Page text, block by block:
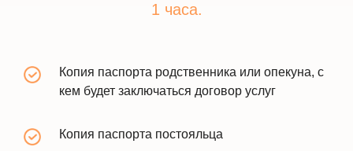
1 часа.
Копия паспорта родственника или опекуна, с
кем будет заключаться договор услуг
Копия паспорта постояльца